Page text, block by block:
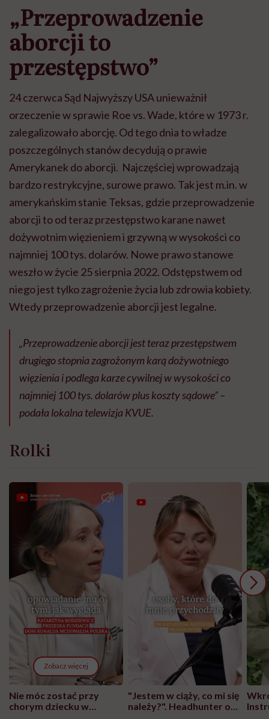
„Przeprowadzenie
aborcji to
przestępstwo”
24 czerwca Sąd Najwyższy USA unieważnił
orzeczenie w sprawie Roe vs. Wade, które w 1973 r.
zalegalizowało aborcję. Od tego dnia to władze
poszczególnych stanów decydują o prawie
Amerykanek do aborcji. Najczęściej wprowadzają
bardzo restrykcyjne, surowe prawo. Tak jest m.in. w
amerykańskim stanie Teksas, gdzie przeprowadzenie
aborcji to od teraz przestępstwo karane nawet
dożywotnim więzieniem i grzywną w wysokości co
najmniej 100 tys. dolarów. Nowe prawo stanowe
weszło w życie 25 sierpnia 2022. Odstępstwem od
niego jest tylko zagrożenie życia lub zdrowia kobiety.
Wtedy przeprowadzenie aborcji jest legalne.
„Przeprowadzenie aborcji jest teraz przestępstwem
drugiego stopnia zagrożonym karą dożywotniego
więzienia i podlega karze cywilnej w wysokości co
najmniej 100 tys. dolarów plus koszty sądowe” –
podała lokalna telewizja KVUE.
Rolki
Zobacz więcej
Nie móc zostać przy
chorym dziecku w
"Jestem w ciąży, co mi się
należy?". Headhunter o